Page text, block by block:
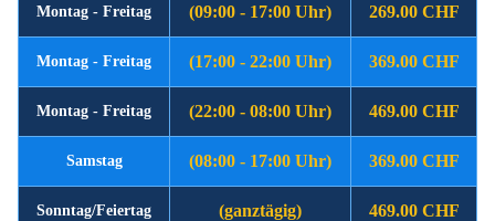
Montag - Freitag (09:00 - 17:00 Uhr) 269.00 CHF
Montag - Freitag (17:00 - 22:00 Uhr) 369.00 CHF
Montag - Freitag (22:00 - 08:00 Uhr) 469.00 CHF
Samstag (08:00 - 17:00 Uhr) 369.00 CHF
Sonntag/Feiertag (ganztägig) 469.00 CHF